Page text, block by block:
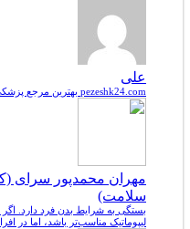
علی
pezeshk24.com بهترین مرجع پزشکی است....
مهران محمدپور سرای
سلامت)
بستگی به شرایط بدن فرد دارد.
لیپوماتیک مناسب‌تر باشد، اما در